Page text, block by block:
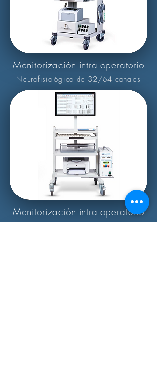
Monitorización intra-operatorio
Neurofisiológico de 32/64 canales
Monitorización intra-operatorio